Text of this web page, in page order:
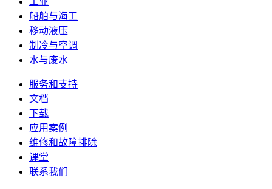
船舶与海工
移动液压
制冷与空调
水与废水
服务和支持
文档
下载
应用案例
维修和故障排除
课堂
联系我们